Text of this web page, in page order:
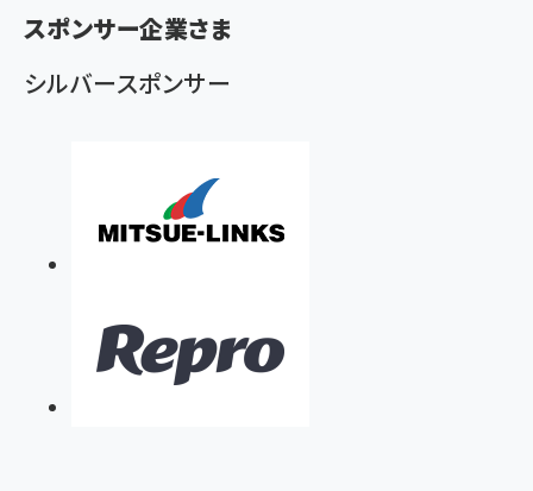
ず
スポンサー企業さま
シルバースポンサー